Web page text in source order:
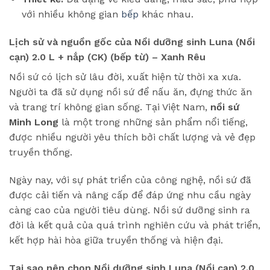
với nhiều không gian bếp khác nhau.
Lịch sử và nguồn gốc của Nồi dưỡng sinh Luna (Nồi
cạn) 2.0 L + nắp (CK) (bếp từ) – Xanh Rêu
Nồi sứ có lịch sử lâu đời, xuất hiện từ thời xa xưa.
Người ta đã sử dụng nồi sứ để nấu ăn, đựng thức ăn
và trang trí không gian sống. Tại Việt Nam, nồi sứ
Minh Long là một trong những sản phẩm nổi tiếng,
được nhiều người yêu thích bởi chất lượng và vẻ đẹp
truyền thống.
Ngày nay, với sự phát triển của công nghệ, nồi sứ đã
được cải tiến và nâng cấp để đáp ứng nhu cầu ngày
càng cao của người tiêu dùng. Nồi sứ dưỡng sinh ra
đời là kết quả của quá trình nghiên cứu và phát triển,
kết hợp hài hòa giữa truyền thống và hiện đại.
Tại sao nên chọn Nồi dưỡng sinh Luna (Nồi cạn) 2.0